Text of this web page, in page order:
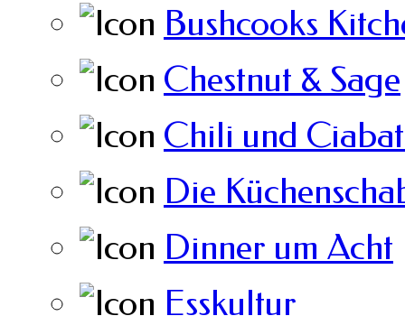
Bushcooks
Chestnut & Sage
Chili und
Die
Dinner um Acht
Esskultur